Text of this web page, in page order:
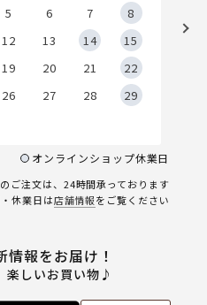
5 6 7
8
12 13 14
15
19 20 21
22
26 27 28
29
オンラインショップ休業日
ご注文は、24時間承っております
休業日は店舗情報をご覧ください
報をお届け！
楽しいお買い物♪